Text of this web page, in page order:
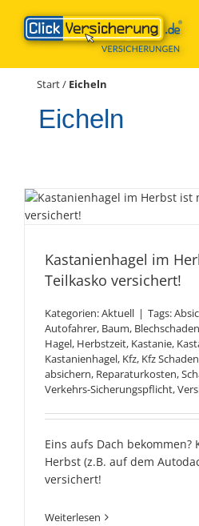
Inhalt
springen
Start/ Eicheln
Eicheln
Kastanienhagel im
Teilkasko versichert!
Kategorien:Aktuell | Tags:
Autofahrer, Baum, Blechschaden
Hagel, Herbstzeit, Kastanie,
Kastanienhagel, Kfz, Kfz Schaden
absichern, Reparaturkosten,
Verkehrs-Sicherungspflicht,
Eins aufs Dach bekommen?
Herbst (z.B. auf dem
versichert!
Weiterlesen